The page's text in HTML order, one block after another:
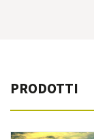
PRODOTTI